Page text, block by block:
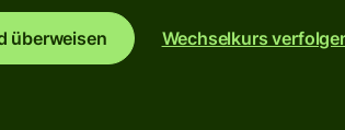
überweisen Wechselkurs